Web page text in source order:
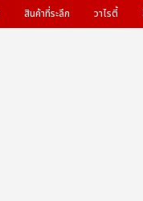
สินค้าที่ระลึก วาไรตี้